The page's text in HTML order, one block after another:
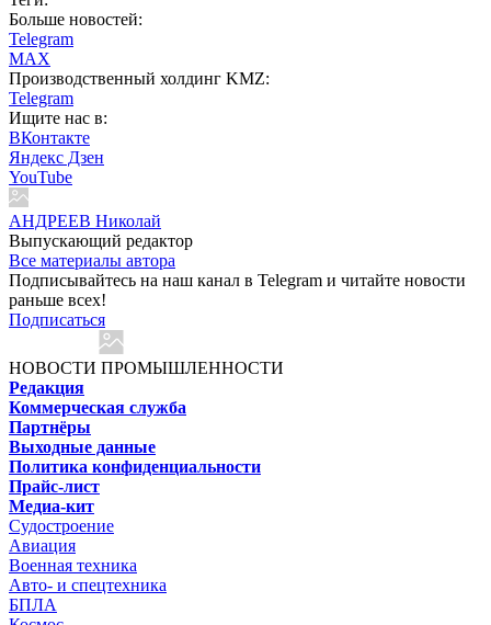
Больше новостей:
Telegram
MAX
Производственный холдинг KMZ:
Telegram
Ищите нас в:
ВКонтакте
Яндекс Дзен
YouTube
АНДРЕЕВ Николай
Выпускающий редактор
Все материалы автора
Подписывайтесь на наш канал в Telegram и читайте новости
раньше всех!
Подписаться
НОВОСТИ ПРОМЫШЛЕННОСТИ
Редакция
Коммерческая служба
Партнёры
Выходные данные
Политика конфиденциальности
Прайс-лист
Медиа-кит
Судостроение
Авиация
Военная техника
Авто- и спецтехника
БПЛА